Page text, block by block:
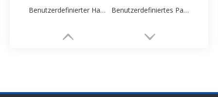
Benutzerdefinierter Halskette Boxlieferant Benutzerdefiniertes Papier Halskette Box Hersteller